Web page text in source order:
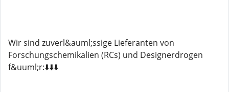
Wir sind zuverl&auml;ssige Lieferanten von
Forschungschemikalien (RCs) und Designerdrogen
f&uuml;r:⬇️⬇️⬇️